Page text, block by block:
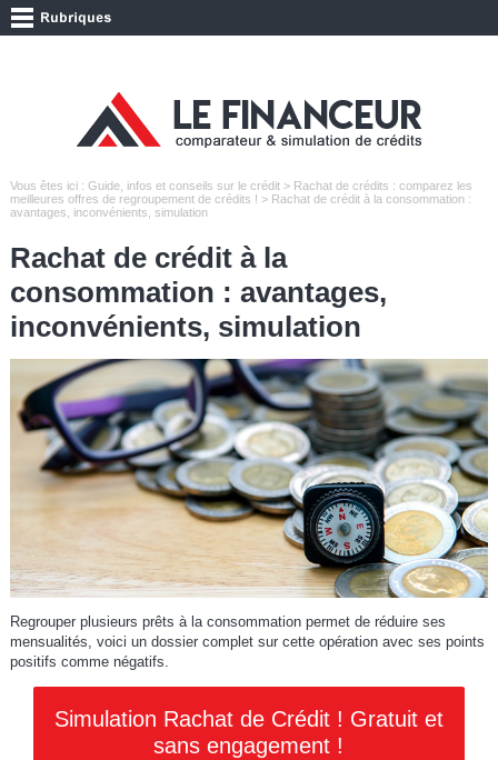
Vous êtes ici : Guide, infos et conseils sur le crédit> Rachat de crédits : comparez les
meilleures offres de regroupement de crédits ! > Rachat de crédit à la consommation :
avantages, inconvénients, simulation
Rachat de crédit à la
consommation : avantages,
inconvénients, simulation
Regrouper plusieurs prêts à la consommation permet de réduire ses
mensualités, voici un dossier complet sur cette opération avec ses points
positifs comme négatifs.
Simulation Rachat de Crédit ! Gratuit et
sans engagement !